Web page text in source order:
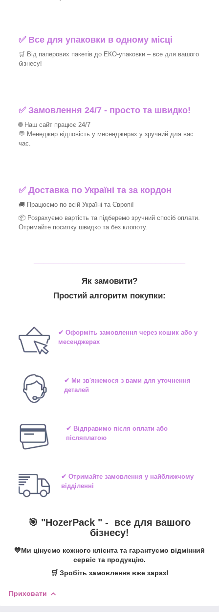
✅ Все для упаковки в одному місці
🛒 Від паперових пакетів до ЕКО-упаковки – все для вашого
бізнесу!
✅ Замовлення 24/7 - просто та швидко!
🌐 Наш сайт працює 24/7
💬 Менеджер відповість у месенджерах у зручний для вас
час.
✅Доставка по Україні та за кордон
🚚 Працюємо по всій Україні та Європі!
📦 Розрахуємо вартість та підберемо зручний спосіб оплати.
Отримайте посилку швидко та без клопоту.
Як замовити?
Простий алгоритм покупки:
✔ Оформіть замовлення через кошик або у
месенджерах
✔ Ми зв'яжемося з вами для уточнення
деталей
✔ Відправимо після оплати або
післяплатою
✔ Отримайте замовлення у найближчому
відділенні
🎯 "HozerPack " - все для вашого
бізнесу!
💙Ми цінуємо кожного клієнта та гарантуємо відмінний
сервіс та продукцію.
🛒 Зробіть замовлення вже зараз!
Приховати